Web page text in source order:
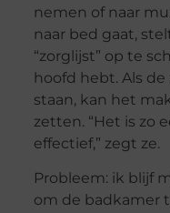
nemen of naar
naar bed gaat,
“zorglijst” op te
hoofd hebt. Als
staan, kan het
zetten. “Het is zo
effectief,” zegt ze.
Probleem: ik blijf
om de badkamer